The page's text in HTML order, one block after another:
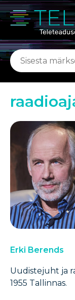
Erki Berends
Uudistejuht ja
1955 Tallinnas.